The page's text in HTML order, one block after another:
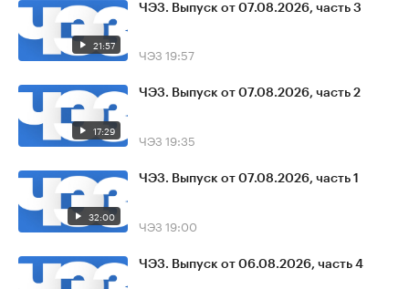
21:57
ЧЭЗ. Выпуск от 07.08.2026, часть 3
ЧЭЗ 19:57
17:29
ЧЭЗ. Выпуск от 07.08.2026, часть 2
ЧЭЗ 19:35
32:00
ЧЭЗ. Выпуск от 07.08.2026, часть 1
ЧЭЗ 19:00
ЧЭЗ. Выпуск от 06.08.2026, часть 4